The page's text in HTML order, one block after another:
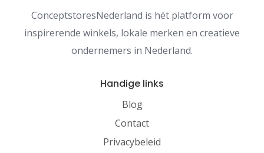
ConceptstoresNederland is hét platform voor
inspirerende winkels, lokale merken en creatieve
ondernemers in Nederland.
Handige links
Blog
Contact
Privacybeleid